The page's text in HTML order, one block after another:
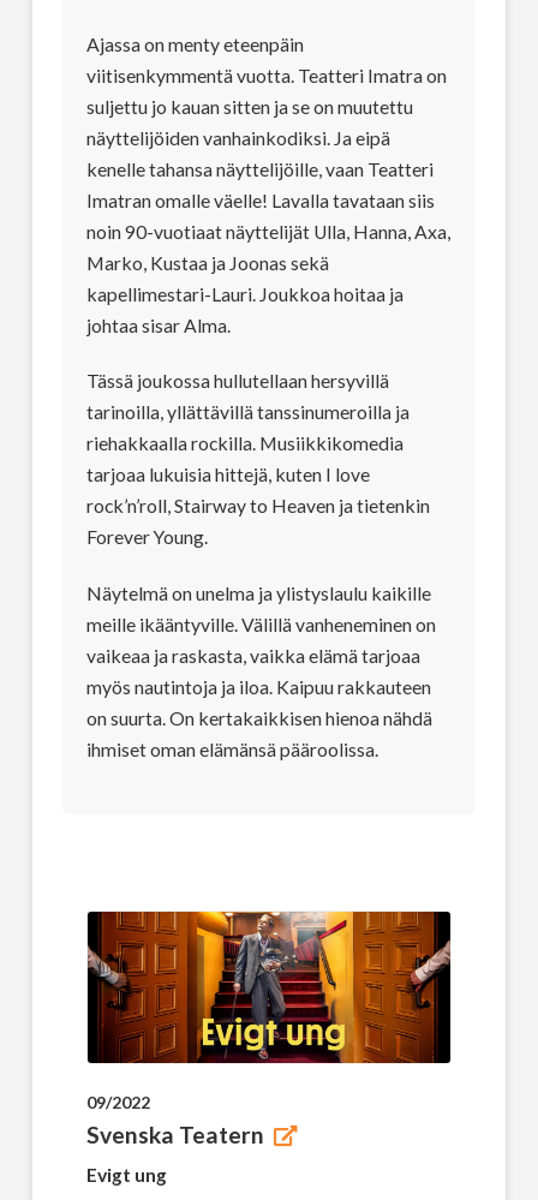
Ajassa on menty eteenpäin
viitisenkymmentä vuotta. Teatteri Imatra on
suljettu jo kauan sitten ja se on muutettu
näyttelijöiden vanhainkodiksi. Ja eipä
kenelle tahansa näyttelijöille, vaan Teatteri
Imatran omalle väelle! Lavalla tavataan siis
noin 90-vuotiaat näyttelijät Ulla, Hanna, Axa,
Marko, Kustaa ja Joonas sekä
kapellimestari-Lauri. Joukkoa hoitaa ja
johtaa sisar Alma.
Tässä joukossa hullutellaan hersyvillä
tarinoilla, yllättävillä tanssinumeroilla ja
riehakkaalla rockilla. Musiikkikomedia
tarjoaa lukuisia hittejä, kuten I love
rock’n’roll, Stairway to Heaven ja tietenkin
Forever Young.
Näytelmä on unelma ja ylistyslaulu kaikille
meille ikääntyville. Välillä vanheneminen on
vaikeaa ja raskasta, vaikka elämä tarjoaa
myös nautintoja ja iloa. Kaipuu rakkauteen
on suurta. On kertakaikkisen hienoa nähdä
ihmiset oman elämänsä pääroolissa.
09/2022
Svenska Teatern
Evigt ung